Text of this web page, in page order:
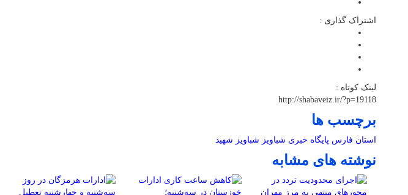
اشتراک گذاری :
لینک کوتاه :
http://shabaveiz.ir/?p=19118
برچسب ها
استان فارس پایگاه خبری شباویز شباویز شهید
نوشته های مشابه